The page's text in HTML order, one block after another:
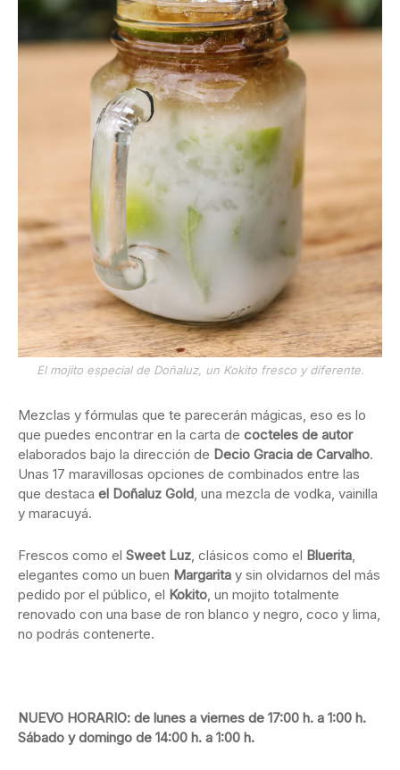
El mojito especial de Doñaluz, un Kokito fresco y diferente.
Mezclas y fórmulas que te parecerán mágicas, eso es lo
que puedes encontrar en la carta de cocteles de autor
elaborados bajo la dirección de Decio Gracia de Carvalho.
Unas 17 maravillosas opciones de combinados entre las
que destaca el Doñaluz Gold, una mezcla de vodka, vainilla
y maracuyá.
Frescos como el Sweet Luz, clásicos como el Bluerita,
elegantes como un buen Margarita y sin olvidarnos del más
pedido por el público, el Kokito, un mojito totalmente
renovado con una base de ron blanco y negro, coco y lima,
no podrás contenerte.
NUEVO HORARIO: de lunes a viernes de 17:00 h. a 1:00 h.
Sábado y domingo de 14:00 h. a 1:00 h.